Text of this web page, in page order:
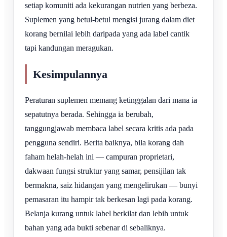
setiap komuniti ada kekurangan nutrien yang berbeza.
Suplemen yang betul-betul mengisi jurang dalam diet
korang bernilai lebih daripada yang ada label cantik
tapi kandungan meragukan.
Kesimpulannya
Peraturan suplemen memang ketinggalan dari mana ia
sepatutnya berada. Sehingga ia berubah,
tanggungjawab membaca label secara kritis ada pada
pengguna sendiri. Berita baiknya, bila korang dah
faham helah-helah ini — campuran proprietari,
dakwaan fungsi struktur yang samar, pensijilan tak
bermakna, saiz hidangan yang mengelirukan — bunyi
pemasaran itu hampir tak berkesan lagi pada korang.
Belanja kurang untuk label berkilat dan lebih untuk
bahan yang ada bukti sebenar di sebaliknya.